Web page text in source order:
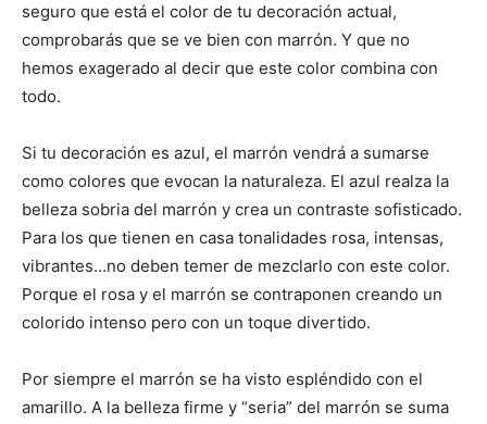
seguro que está el color de tu decoración actual,
comprobarás que se ve bien con marrón. Y que no
hemos exagerado al decir que este color combina con
todo.
Si tu decoración es azul, el marrón vendrá a sumarse
como colores que evocan la naturaleza. El azul realza la
belleza sobria del marrón y crea un contraste sofisticado.
Para los que tienen en casa tonalidades rosa, intensas,
vibrantes…no deben temer de mezclarlo con este color.
Porque el rosa y el marrón se contraponen creando un
colorido intenso pero con un toque divertido.
Por siempre el marrón se ha visto espléndido con el
amarillo. A la belleza firme y “seria” del marrón se suma